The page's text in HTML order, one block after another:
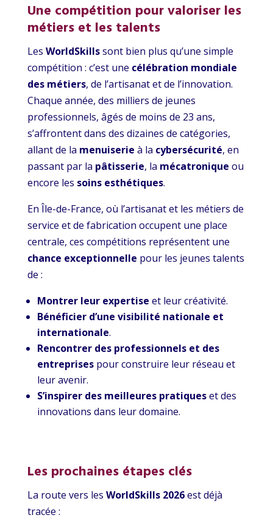
Une compétition pour valoriser les
métiers et les talents
Les WorldSkillssont bien plus qu’une simple
compétition : c’est une célébration mondiale
des métiers, de l’artisanat et de l’innovation.
Chaque année, des milliers de jeunes
professionnels, âgés de moins de 23 ans,
s’affrontent dans des dizaines de catégories,
allant de la menuiserie à la cybersécurité, en
passant par la pâtisserie, la mécatronique ou
encore les soins esthétiques.
En Île-de-France, où l’artisanat et les métiers de
service et de fabrication occupent une place
centrale, ces compétitions représentent une
chance exceptionnelle pour les jeunes talents
de :
Montrer leur expertise et leur créativité.
Bénéficier d’une visibilité nationale et
internationale.
Rencontrer des professionnels et des
entreprisespour construire leur réseau et
leur avenir.
S’inspirer des meilleures pratiqueset des
innovations dans leur domaine.
Les prochaines étapes clés
La route vers les WorldSkills 2026est déjà
tracée :